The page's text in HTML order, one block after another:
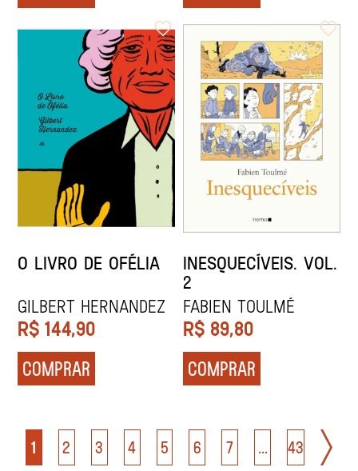
O LIVRO DE OFÉLIA
Gilbert Hernandez
R$ 144,90
COMPRAR
INESQUECÍVEIS. VOL.
2
Fabien Toulmé
R$ 89,80
COMPRAR
1 2 3 4 5 6 7 ... 43